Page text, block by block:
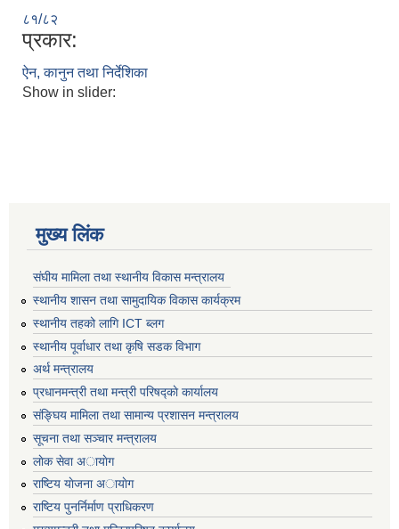
८१/८२
प्रकार:
ऐन, कानुन तथा निर्देशिका
Show in slider:
मुख्य लिंक
संघीय मामिला तथा स्थानीय विकास मन्त्रालय
स्थानीय शासन तथा सामुदायिक विकास कार्यक्रम
स्थानीय तहको लागि ICT ब्लग
स्थानीय पूर्वाधार तथा कृषि सडक विभाग
अर्थ मन्त्रालय
प्रधानमन्त्री तथा मन्त्री परिषद्काे कार्यालय
संङ्घिय मामिला तथा सामान्य प्रशासन मन्त्रालय
सूचना तथा सञ्चार मन्त्रालय
लाेक सेवा अायाेग
राष्टिय याेजना अायाेग
राष्टिय पुनर्निर्माण प्राधिकरण